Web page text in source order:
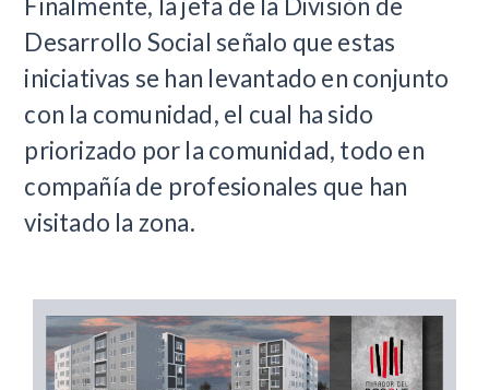
Finalmente, la jefa de la División de
Desarrollo Social señalo que estas
iniciativas se han levantado en conjunto
con la comunidad, el cual ha sido
priorizado por la comunidad, todo en
compañía de profesionales que han
visitado la zona.